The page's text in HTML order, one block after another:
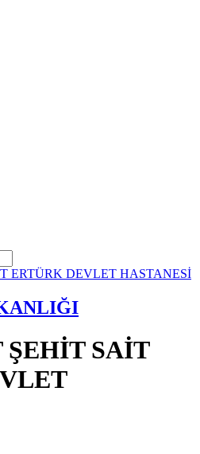
ŞEHİT SAİT